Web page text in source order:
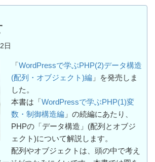
日
「 WordPressで学ぶPHP(2)データ構造
(配列・オブジェクト)編 」を発売しま
した。
本書は「 WordPressで学ぶPHP(1)変
数・制御構造編 」の続編にあたり、
PHPの「データ構造」(配列とオブジ
ェクト)について解説します。
配列やオブジェクトは、頭の中で考え